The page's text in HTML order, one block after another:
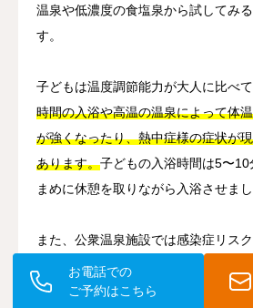
温泉や低濃度の食塩泉から試してみ
す。
子どもは温度調節能力が大人に比べて
時間の入浴や高温の温泉によって体
が強くなったり、熱中症様の症状が
あります。子どもの入浴時間は5〜10
まめに休憩を取りながら入浴させまし
また、公衆温泉施設では感染症リス
ります。アトピー性皮膚炎の子ども
低下しているため、水いぼ（伝染性
お電話での
ご予約はこちら